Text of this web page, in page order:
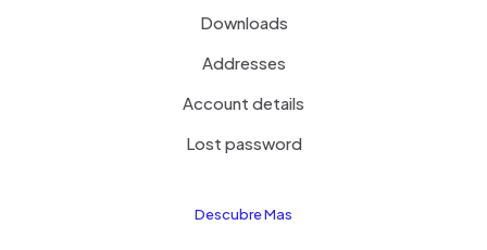
Downloads
Addresses
Account details
Lost password
Descubre Mas